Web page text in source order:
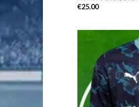
€25.00